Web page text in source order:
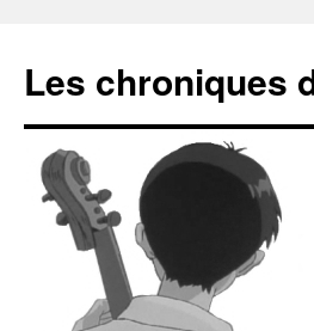
Les chroniques